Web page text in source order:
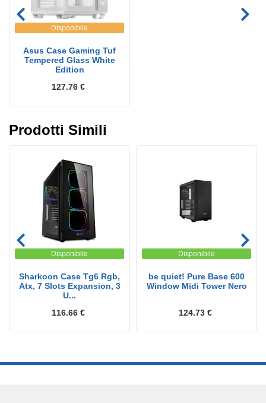
Disponibile
Asus Case Gaming Tuf
Tempered Glass White
Edition
127.76 €
Prodotti Simili
Disponibile
Sharkoon Case Tg6 Rgb,
Atx, 7 Slots Expansion, 3
U...
116.66 €
Disponibile
be quiet! Pure Base 600
Window Midi Tower Nero
124.73 €